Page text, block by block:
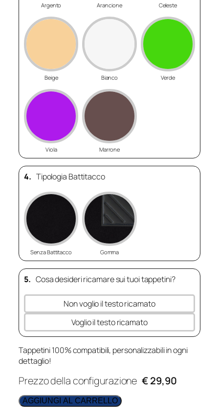
Argento Arancione Celeste
Beige Bianco Verde
Viola Marrone
4. Tipologia Battitacco
Senza Battitacco Gomma
5. Cosa desideri ricamare sui tuoi tappetini?
Non voglio il testo ricamato
Voglio il testo ricamato
Tappetini 100% compatibili, personalizzabili in ogni
dettaglio!
Prezzo della configurazione € 29,90
AGGIUNGI AL CARRELLO